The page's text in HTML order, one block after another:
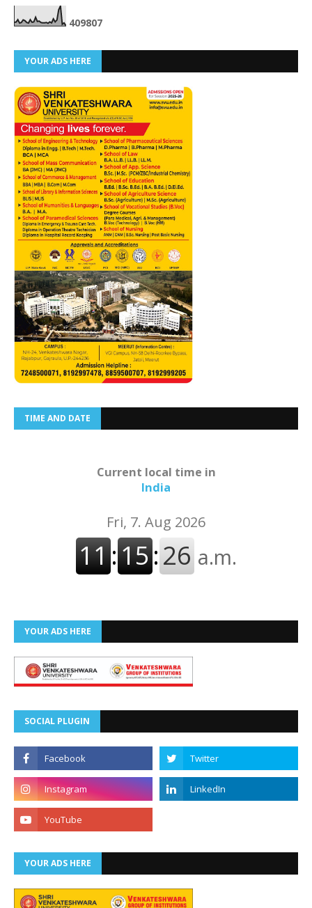
409807
YOUR ADS HERE
TIME AND DATE
Current local time in
India
YOUR ADS HERE
SOCIAL PLUGIN
YOUR ADS HERE